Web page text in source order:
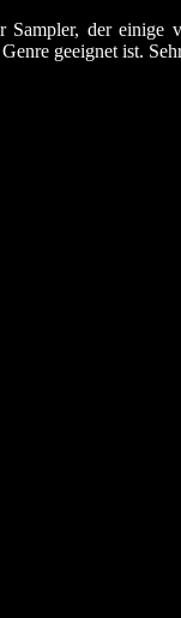
der einige
geeignet ist.